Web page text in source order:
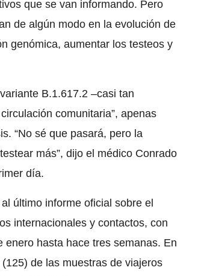
que se van informando. Pero
de algún modo en la evolución de
genómica, aumentar los testeos y
B.1.617.2 –casi tan
comunitaria”, apenas
“No sé que pasará, pero la
más”, dijo el médico Conrado
día.
último informe oficial sobre el
internacionales y contactos, con
hasta hace tres semanas. En
de las muestras de viajeros